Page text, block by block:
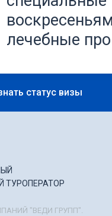
лечебные
статус визы
"ВЕДИ ГРУПП".